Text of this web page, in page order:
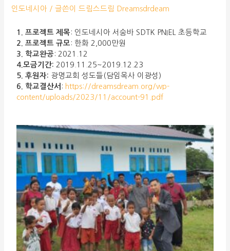
인도네시아 / 글쓴이드림스드림 Dreamsdrdeam
1. 프로젝트 제목 : 인도네시아 서숨바 SDTK PNIEL 초등학교
2. 프로젝트 규모 : 한화 2,000만원
3. 학교완공 : 2021.12
4.모금기간: 2019.11.25~2019.12.23
5. 후원자: 광명교회 성도들(담임목사 이광성)
6. 학교결산서 : https://dreamsdream.org/wp-
content/uploads/2023/11/account-91.pdf